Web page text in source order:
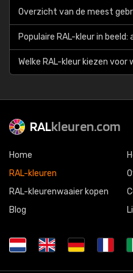
Overzicht van de meest
Populaire RAL-kleur in
Welke RAL-kleur kiezen
RALkleuren.com
Home
RAL-kleuren
RAL-kleurenwaaier kopen
Blog